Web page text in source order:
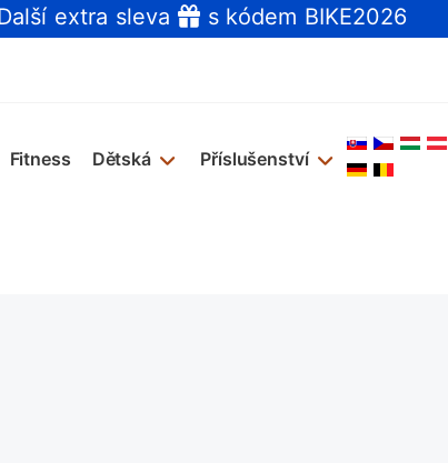
extra sleva s kódem BIKE2026
Fitness Dětská Příslušenství
Zvolte jazyk